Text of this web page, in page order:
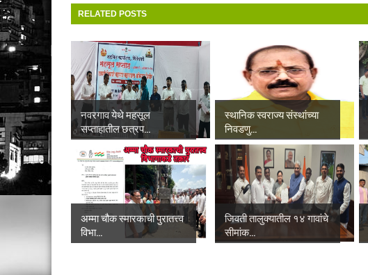
RELATED POSTS
नवरगाव येथे महसूल
सप्ताहातील छत्रप...
स्थानिक स्वराज्य संस्थांच्या
निवडणु...
अम्मा चौक स्मारकाची पुरातत्त्व
विभा...
जिवती तालुक्यातील १४ गावांचे
सीमांक...